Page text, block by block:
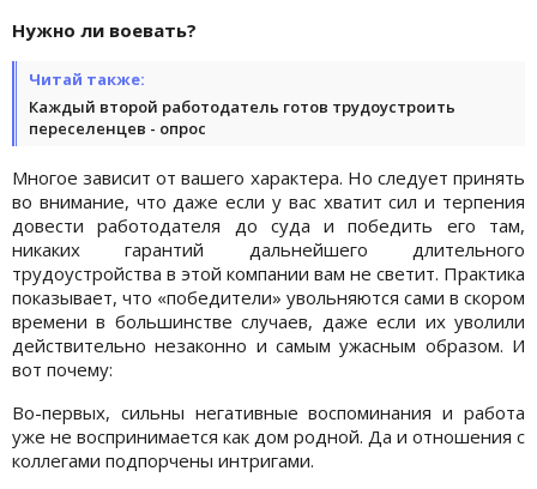
Нужно ли воевать?
Читай также:
Каждый второй работодатель готов трудоустроить
переселенцев - опрос
Многое зависит от вашего характера. Но следует принять
во внимание, что даже если у вас хватит сил и терпения
довести работодателя до суда и победить его там,
никаких гарантий дальнейшего длительного
трудоустройства в этой компании вам не светит. Практика
показывает, что «победители» увольняются сами в скором
времени в большинстве случаев, даже если их уволили
действительно незаконно и самым ужасным образом. И
вот почему:
Во-первых, сильны негативные воспоминания и работа
уже не воспринимается как дом родной. Да и отношения с
коллегами подпорчены интригами.